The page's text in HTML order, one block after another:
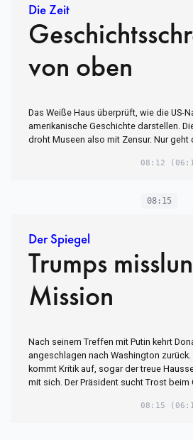
Die Zeit
von oben
Das Weiße Haus überprüft, wie die US-
amerikanische Geschichte darstellen.
droht Museen also mit Zensur. Nur geht
08:12
08:15
Der Spiegel
Trumps
Mission
Nach seinem Treffen mit Putin kehrt
angeschlagen nach Washington
kommt Kritik auf, sogar der treue
mit sich. Der Präsident sucht Trost beim
08:15